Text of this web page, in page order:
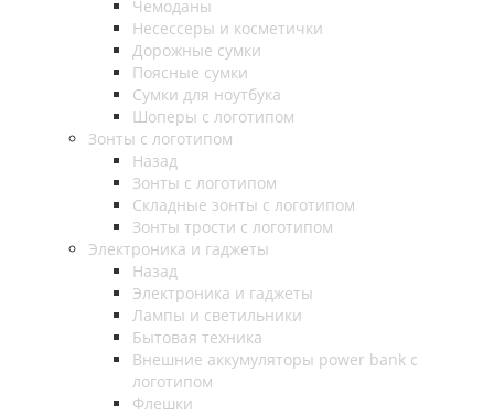
Чемоданы
Несессеры и косметички
Дорожные сумки
Поясные сумки
Сумки для ноутбука
Шоперы с логотипом
Зонты с логотипом
Назад
Зонты с логотипом
Складные зонты с логотипом
Зонты трости с логотипом
Электроника и гаджеты
Назад
Электроника и гаджеты
Лампы и светильники
Бытовая техника
Внешние аккумуляторы power bank с
логотипом
Флешки